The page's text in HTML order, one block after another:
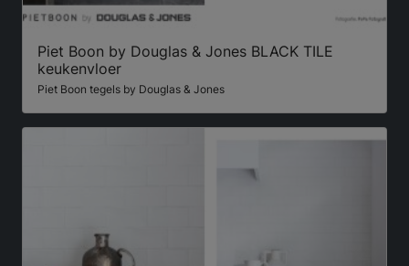
Piet Boon by Douglas & Jones BLACK TILE
keukenvloer
Piet Boon tegels by Douglas & Jones